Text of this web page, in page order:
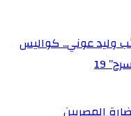
وليد عوني.. كواليس
19